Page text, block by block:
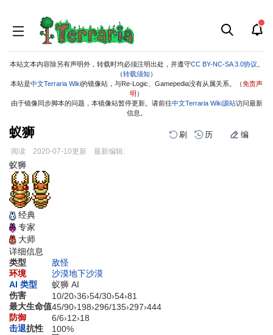
本站文本内容除另有声明外，转载时均必须注明出处，并遵守CC BY-NC-SA 3.0协议
（转载须知 ）
本站是中文Terraria Wiki的镜像站，与Re-Logic、Gamepedia没有从属关系。（免责声
明 ）
由于镜像同步脚本的问题，本镜像站暂停更新。请前往中文Terraria Wiki源站访问最新
信息。
蚁狮 刷 历 编
阅读 2020-07-10更新 最新编辑:
跳
到
导
航
跳
到
搜
索
蚁狮
经典
专家
大师
详细信息
类型
敌怪
环境
沙漠地下沙漠
AI 类型
蚁狮 AI
伤害
10/20›36›54/30›54›81
最大生命值45/90›198›296/135›297›444
防御
6/6›12›18
击退抗性
100%